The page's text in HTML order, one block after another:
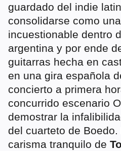
guardado del indie
consolidarse como
incuestionable dentro
argentina y por ende
guitarras hecha en
en una gira española
concierto a primera
concurrido escenario
demostrar la
del cuarteto de
carisma tranquilo de